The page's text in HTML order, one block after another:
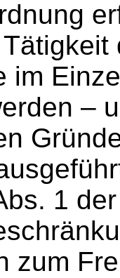
im
–
1
zum